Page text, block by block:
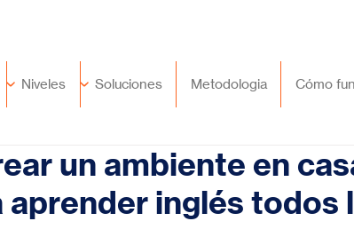
Niveles Soluciones Metodologia Cómo
un ambiente en
aprender inglés todos
estrellas.